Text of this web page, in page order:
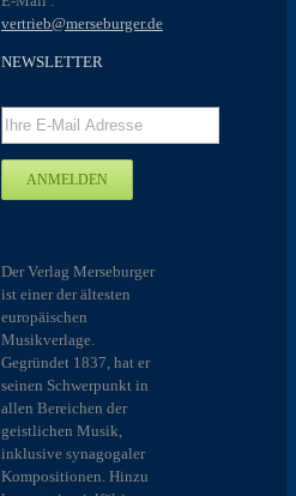
vertrieb@merseburger.de
NEWSLETTER
Der Verlag Merseburger
ist einer der ältesten
europäischen
Musikverlage.
Gegründet 1837, hat er
seinen Schwerpunkt in
allen Bereichen der
geistlichen Musik,
inklusive synagogaler
Kompositionen. Hinzu